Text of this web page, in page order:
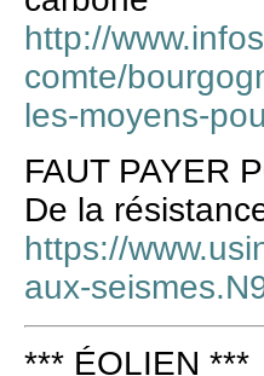
http://
comte/
les-moyens-
FAUT PAYER
De la
https://
aux-
*** ÉOLIEN ***